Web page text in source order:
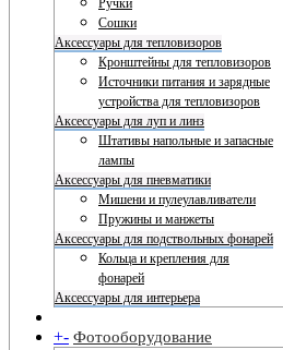
Ручки
Сошки
Аксессуары для тепловизоров
Кронштейны для тепловизоров
Источники питания и зарядные
устройства для тепловизоров
Аксессуары для луп и линз
Штативы напольные и запасные
лампы
Аксессуары для пневматики
Мишени и пулеулавливатели
Пружины и манжеты
Аксессуары для подствольных фонарей
Кольца и крепления для
фонарей
Аксессуары для интерьера
+- Фотооборудование